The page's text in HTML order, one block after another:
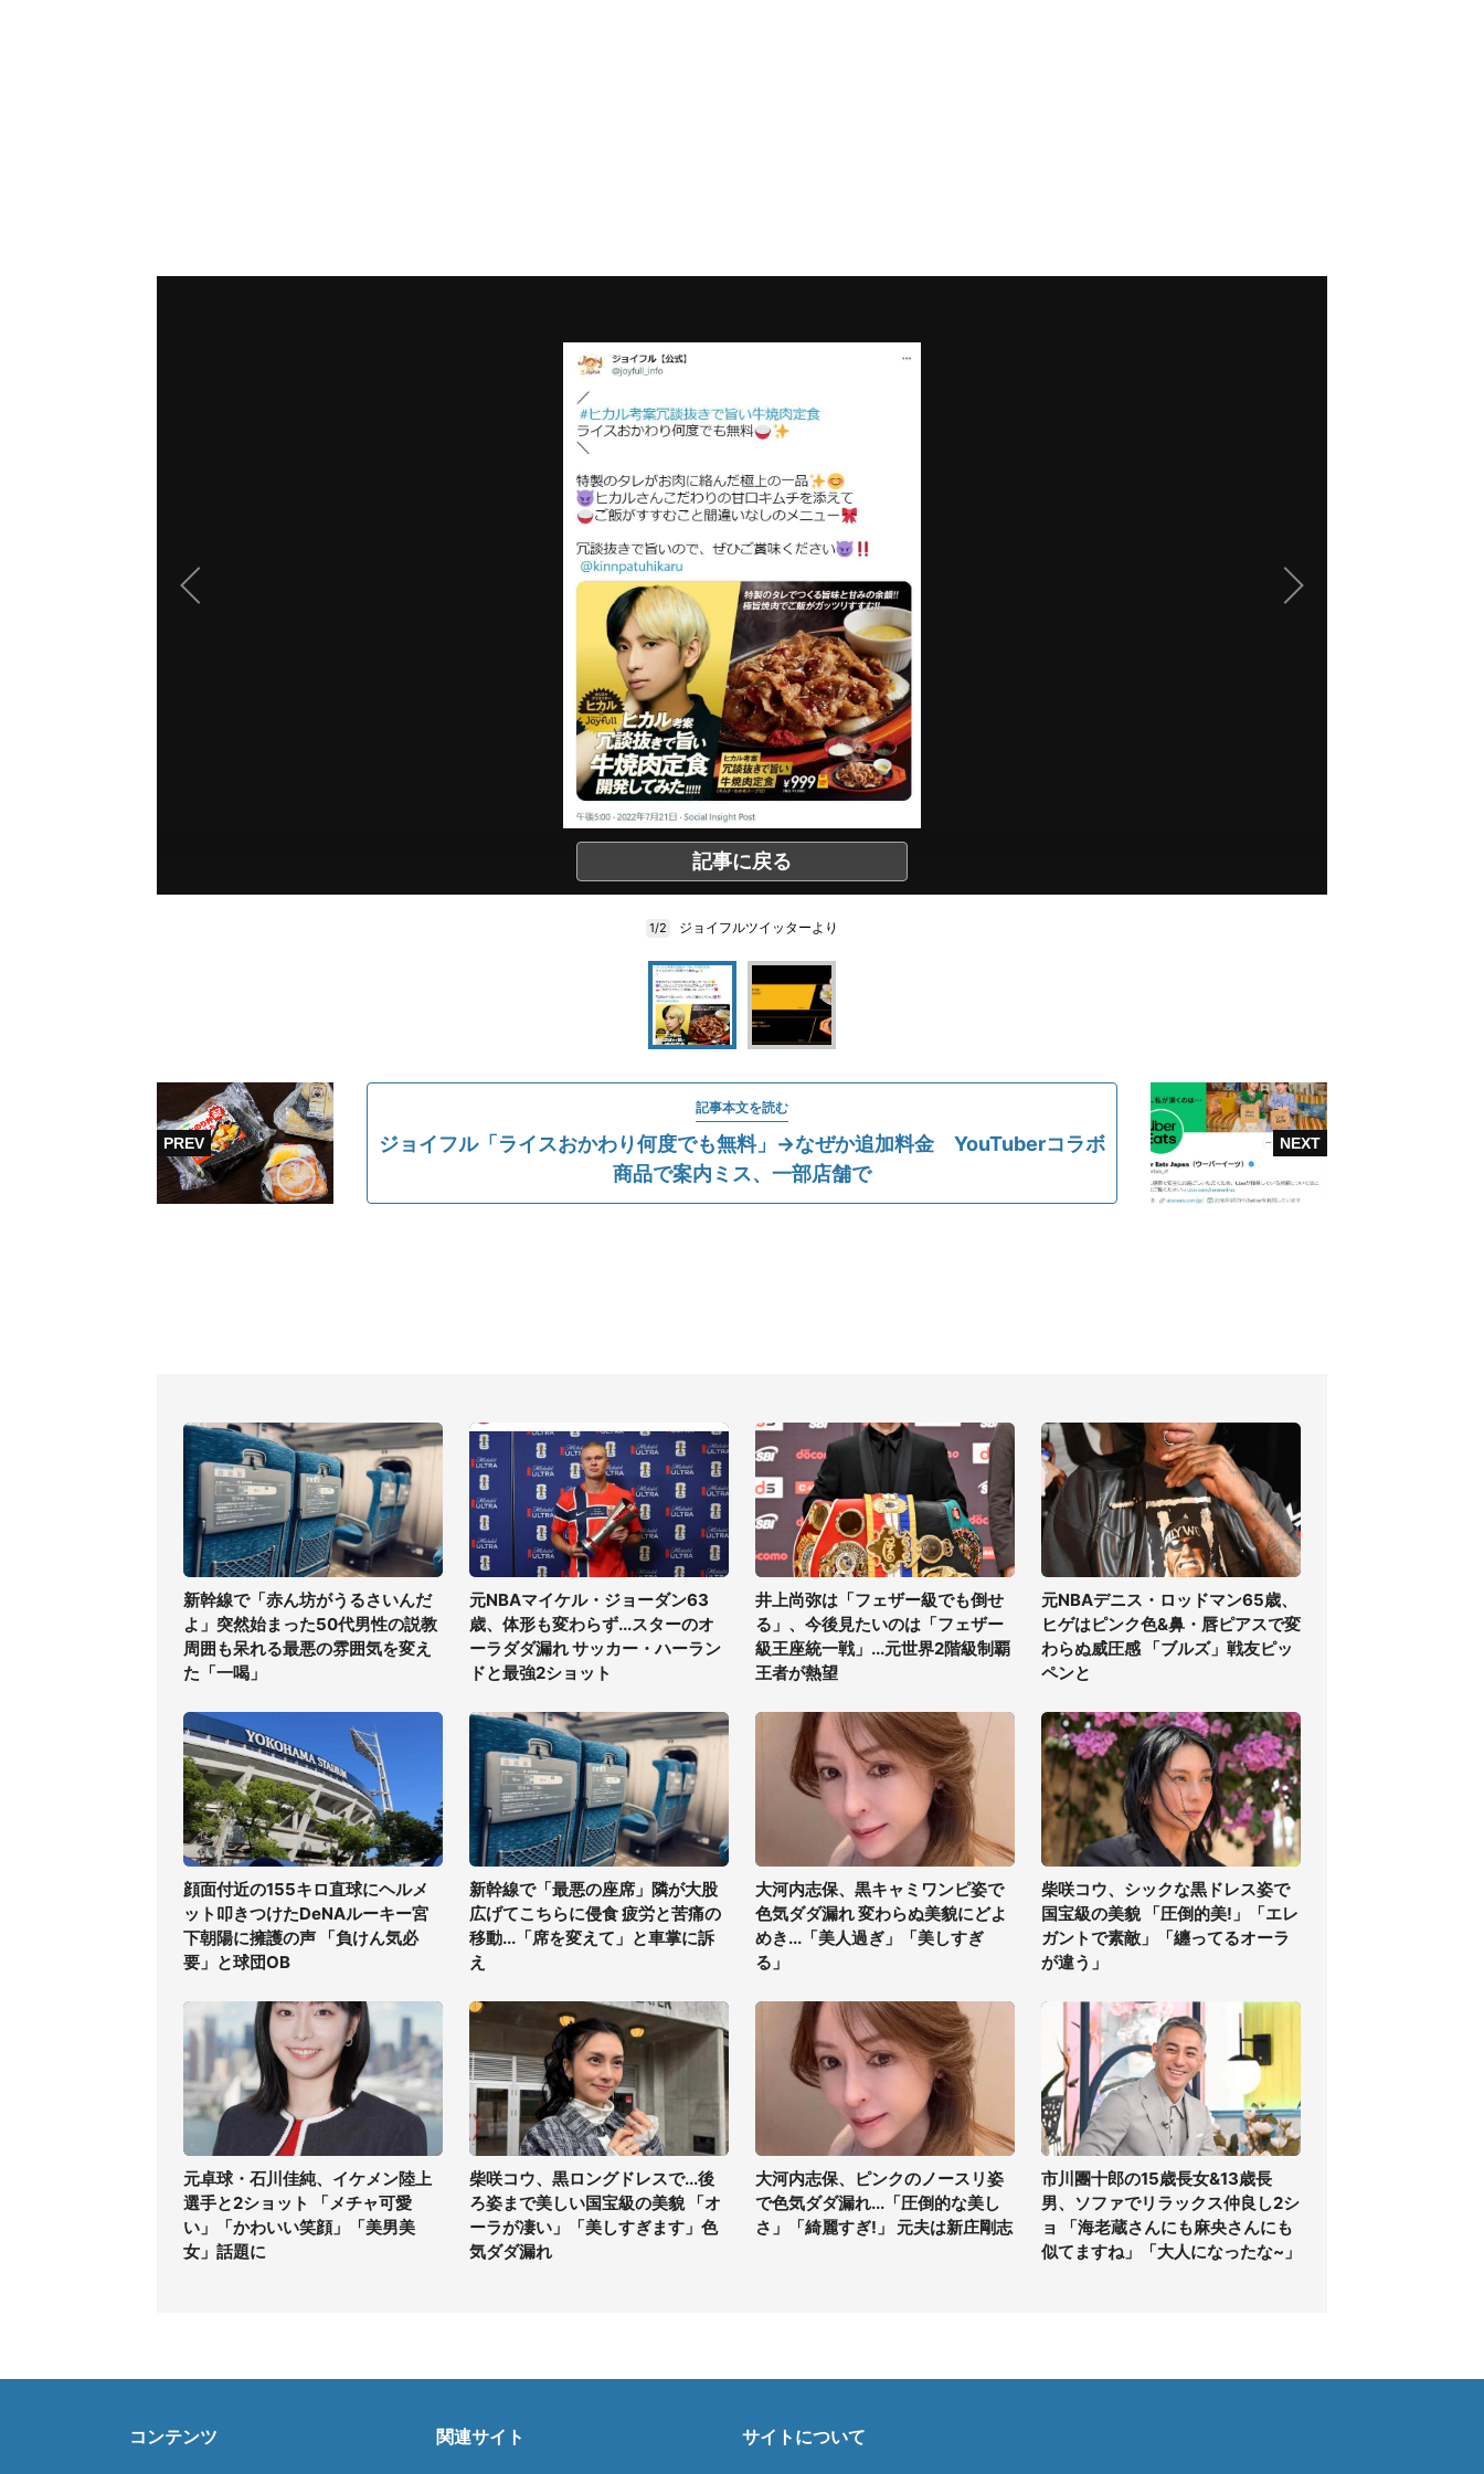
記事に戻る
1/2 ジョイフルツイッターより
記事本文を読む
ジョイフル「ライスおかわり何度でも無料」→なぜか追加料金 YouTuberコラボ
商品で案内ミス、一部店舗で
新幹線で「赤ん坊がうるさいんだ
よ」突然始まった50代男性の説教
周囲も呆れる最悪の雰囲気を変え
た「一喝」
元NBAマイケル・ジョーダン63
歳、体形も変わらず...スターのオ
ーラダダ漏れ サッカー・ハーラン
ドと最強2ショット
井上尚弥は「フェザー級でも倒せ
る」、今後見たいのは「フェザー
級王座統一戦」...元世界2階級制覇
王者が熱望
元NBAデニス・ロッドマン65歳、
ヒゲはピンク色&鼻・唇ピアスで変
わらぬ威圧感 「ブルズ」戦友ピッ
ペンと
顔面付近の155キロ直球にヘルメ
ット叩きつけたDeNAルーキー宮
下朝陽に擁護の声 「負けん気必
要」と球団OB
新幹線で「最悪の座席」隣が大股
広げてこちらに侵食 疲労と苦痛の
移動...「席を変えて」と車掌に訴
え
大河内志保、黒キャミワンピ姿で
色気ダダ漏れ 変わらぬ美貌にどよ
めき...「美人過ぎ」「美しすぎ
る」
柴咲コウ、シックな黒ドレス姿で
国宝級の美貌 「圧倒的美!」「エレ
ガントで素敵」「纏ってるオーラ
が違う」
元卓球・石川佳純、イケメン陸上
選手と2ショット 「メチャ可愛
い」「かわいい笑顔」「美男美
女」話題に
柴咲コウ、黒ロングドレスで...後
ろ姿まで美しい国宝級の美貌 「オ
ーラが凄い」「美しすぎます」色
気ダダ漏れ
大河内志保、ピンクのノースリ姿
で色気ダダ漏れ...「圧倒的な美し
さ」「綺麗すぎ!」 元夫は新庄剛志
市川團十郎の15歳長女&13歳長
男、ソファでリラックス仲良し2シ
ョ 「海老蔵さんにも麻央さんにも
似てますね」「大人になったな~」
コンテンツ 関連サイト サイトについて